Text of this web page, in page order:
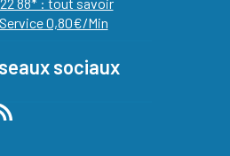
0,80€/Min
sociaux
actualités
twitter)des courses de chevaux
de prono turf gratuit
de Prono Turf Gratuit